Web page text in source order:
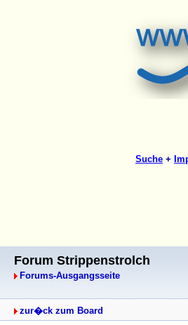
Forum Strippenstrolch
Forums-Ausgangsseite
zur�ck zum Board